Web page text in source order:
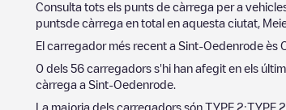
Consulta tots els punts de càrrega per a
puntsde càrrega en total en aquesta ciutat,
El carregador més recent a Sint-Oedenrode ès
0 dels 56 carregadors s'hi han afegit en els
càrrega a Sint-Oedenrode
La majoria dels carregadors són TYPE 2:TYPE 2